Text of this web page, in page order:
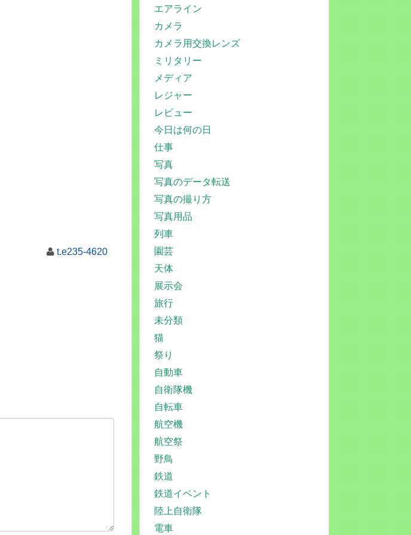
t.e235-4620
エアライン
カメラ
カメラ用交換レンズ
ミリタリー
メディア
レジャー
レビュー
今日は何の日
仕事
写真
写真のデータ転送
写真の撮り方
写真用品
列車
園芸
天体
展示会
旅行
未分類
猫
祭り
自動車
自衛隊機
自転車
航空機
航空祭
野鳥
鉄道
鉄道イベント
陸上自衛隊
電車